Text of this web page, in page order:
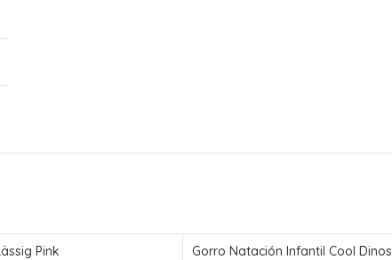
Pink Gorro Natación Infantil Cool Dinos